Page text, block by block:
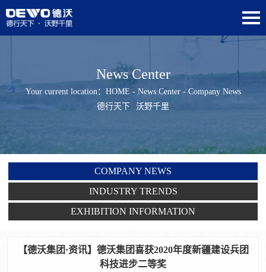
News Center
Your current location： HOME - News Center- Company News
德行天下
沃野千里
COMPANY NEWS
INDUSTRY TRENDS
EXHIBITION INFORMATION
【德沃集团·资讯】德沃集团喜获2020年度新疆建设兵团
科技进步二等奖